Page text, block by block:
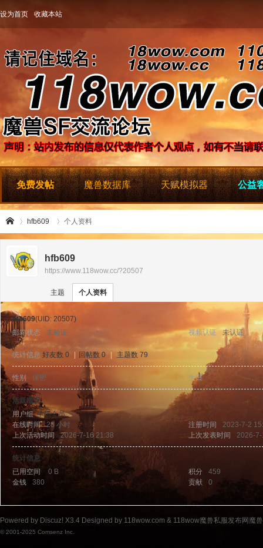
设为首页 收藏本站
免费发帖 魔兽数据库 天赋模拟器 公益
8w
hfb609
›
个人资料
hfb609
https://www.118wow.cc/?20507
主题 个人资料
hfb609(UID: 20507)
邮箱状态
未验证 视频认证 未认证
统计信息 好友数 0 回帖数 0 主题数 79
性别 保密 生日 -
活跃概况
用户组中级会员
在线时间
28 小时 注册时间
2023-7-2
上次活动时间
2026-7-16 21:38 上次发表时间 2026-
统计信息
已用空间
0 B 积分
459
金钱
380 贡献 0
Powered by Discuz! X3.4 Designed by 118wow.com & 118wow魔兽私服发布网魔
© 2001-2025 Comsenz Inc.